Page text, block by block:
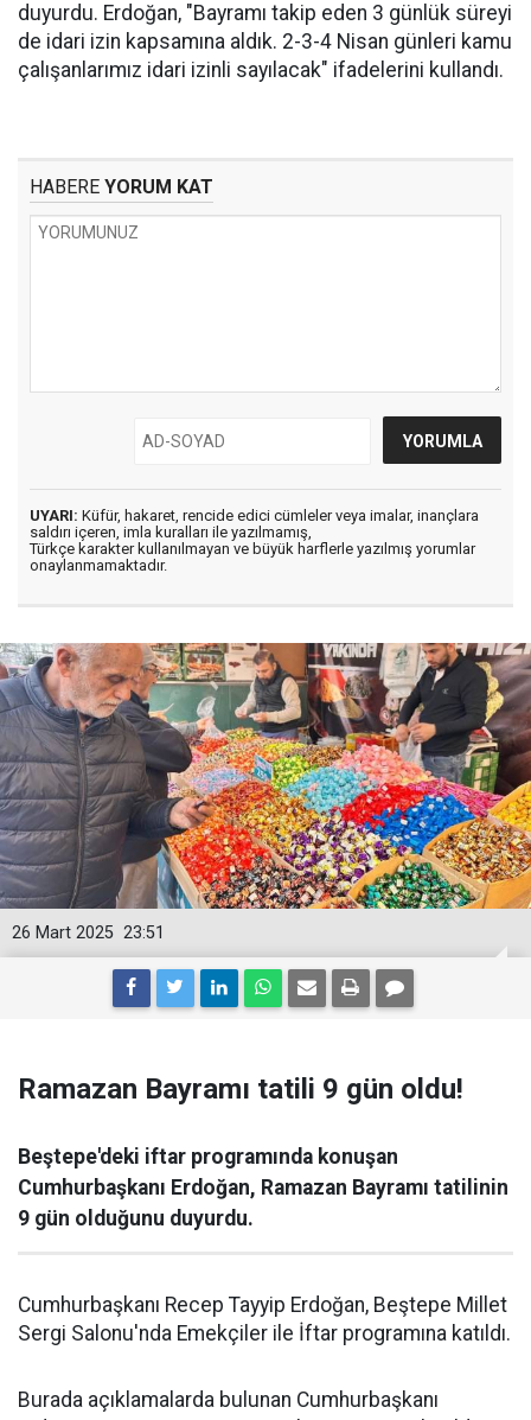
duyurdu. Erdoğan, "Bayramı takip eden 3 günlük süreyi
de idari izin kapsamına aldık. 2-3-4 Nisan günleri kamu
çalışanlarımız idari izinli sayılacak" ifadelerini kullandı.
HABERE YORUM KAT
UYARI: Küfür, hakaret, rencide edici cümleler veya imalar, inançlara
saldırı içeren, imla kuralları ile yazılmamış,
Türkçe karakter kullanılmayan ve büyük harflerle yazılmış yorumlar
onaylanmamaktadır.
23:51
26 Mart 2025
Ramazan Bayramı tatili 9 gün oldu!
Beştepe'deki iftar programında konuşan
Cumhurbaşkanı Erdoğan, Ramazan Bayramı tatilinin
9 gün olduğunu duyurdu.
Cumhurbaşkanı Recep Tayyip Erdoğan, Beştepe Millet
Sergi Salonu'nda Emekçiler ile İftar programına katıldı.
Burada açıklamalarda bulunan Cumhurbaşkanı